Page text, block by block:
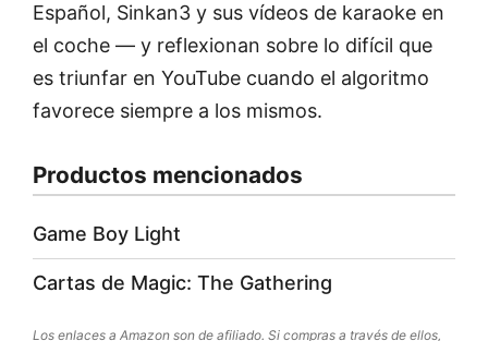
Español, Sinkan3 y sus vídeos de karaoke en
el coche — y reflexionan sobre lo difícil que
es triunfar en YouTube cuando el algoritmo
favorece siempre a los mismos.
Productos mencionados
Game Boy Light
Cartas de Magic: The Gathering
Los enlaces a Amazon son de afiliado. Si compras a través de ellos,